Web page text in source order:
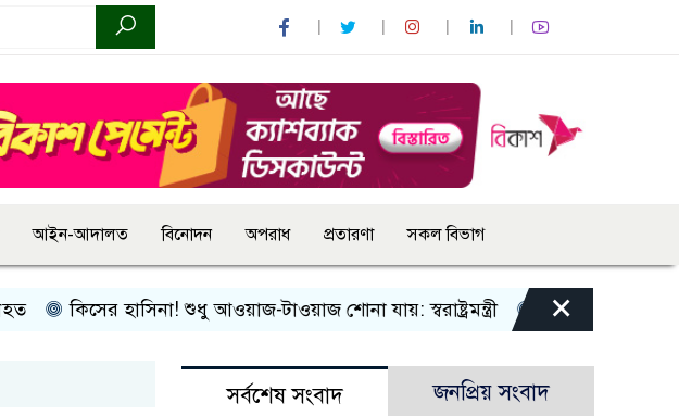
আইন-আদালত বিনোদন অপরাধ প্রতারণা সকল বিভাগ
কিসের হাসিনা! শুধু আওয়াজ-টাওয়াজ শোনা যায়: স্বরাষ্ট্রমন্ত্রী তিন দিনের মধ্যে গ্যাস
×
সর্বশেষ সংবাদ জনপ্রিয় সংবাদ